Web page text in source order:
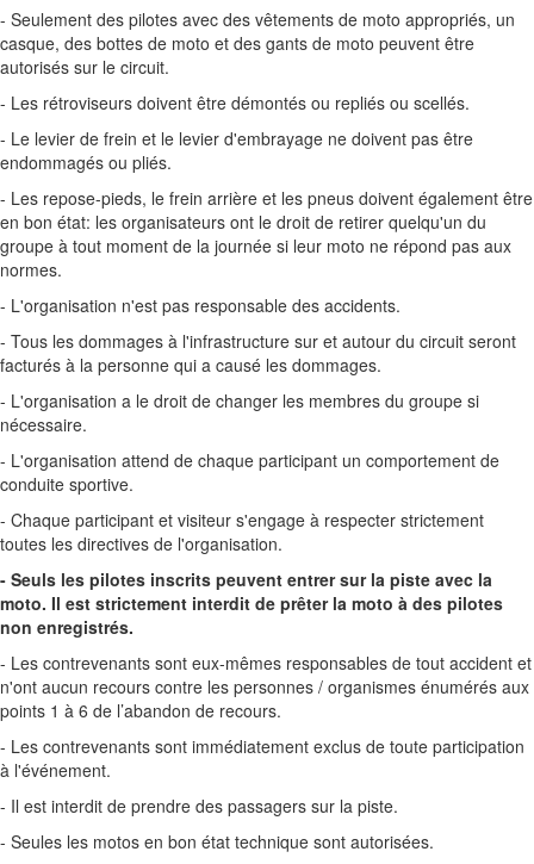
- Seulement des pilotes avec des vêtements de moto appropriés, un
casque, des bottes de moto et des gants de moto peuvent être
autorisés sur le circuit.
- Les rétroviseurs doivent être démontés ou repliés ou scellés.
- Le levier de frein et le levier d'embrayage ne doivent pas être
endommagés ou pliés.
- Les repose-pieds, le frein arrière et les pneus doivent également être
en bon état: les organisateurs ont le droit de retirer quelqu'un du
groupe à tout moment de la journée si leur moto ne répond pas aux
normes.
- L'organisation n'est pas responsable des accidents.
- Tous les dommages à l'infrastructure sur et autour du circuit seront
facturés à la personne qui a causé les dommages.
- L'organisation a le droit de changer les membres du groupe si
nécessaire.
- L'organisation attend de chaque participant un comportement de
conduite sportive.
- Chaque participant et visiteur s'engage à respecter strictement
toutes les directives de l'organisation.
- Seuls les pilotes inscrits peuvent entrer sur la piste avec la
moto. Il est strictement interdit de prêter la moto à des pilotes
non enregistrés.
- Les contrevenants sont eux-mêmes responsables de tout accident et
n'ont aucun recours contre les personnes / organismes énumérés aux
points 1 à 6 de l’abandon de recours.
- Les contrevenants sont immédiatement exclus de toute participation
à l'événement.
- Il est interdit de prendre des passagers sur la piste.
- Seules les motos en bon état technique sont autorisées.